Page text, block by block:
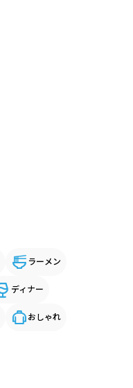
ラーメン
ディナー
おしゃれ